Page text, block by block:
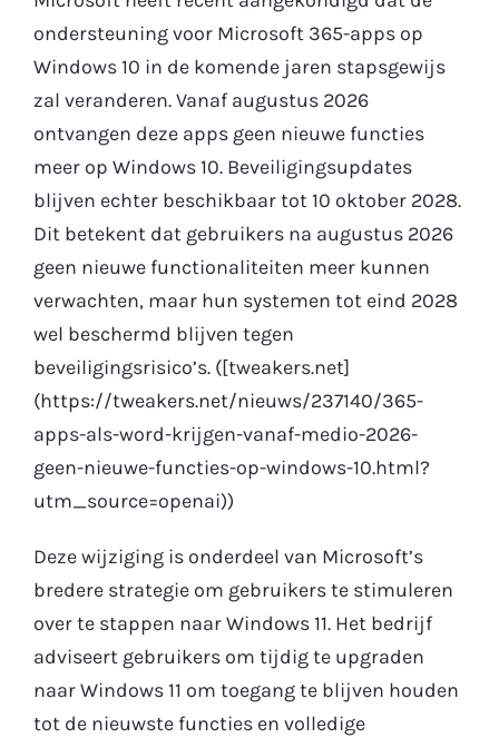
Gratis Proefperiode
ondersteuning voor Microsoft 365-apps op
Windows 10 in de komende jaren stapsgewijs
zal veranderen. Vanaf augustus 2026
ontvangen deze apps geen nieuwe functies
meer op Windows 10. Beveiligingsupdates
blijven echter beschikbaar tot 10 oktober 2028.
Dit betekent dat gebruikers na augustus 2026
geen nieuwe functionaliteiten meer kunnen
verwachten, maar hun systemen tot eind 2028
wel beschermd blijven tegen
beveiligingsrisico’s. ([tweakers.net]
(https://tweakers.net/nieuws/237140/365-
apps-als-word-krijgen-vanaf-medio-2026-
geen-nieuwe-functies-op-windows-10.html?
utm_source=openai))
Deze wijziging is onderdeel van Microsoft’s
bredere strategie om gebruikers te stimuleren
over te stappen naar Windows 11. Het bedrijf
adviseert gebruikers om tijdig te upgraden
naar Windows 11 om toegang te blijven houden
tot de nieuwste functies en volledige